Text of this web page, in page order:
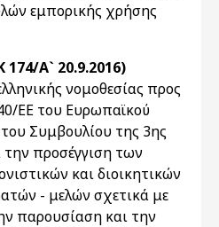
εμπορικής χρήσης
174/Α` 20.9.2016)
νομοθεσίας προς
ΕΕ του Ευρωπαϊκού
Συμβουλίου της 3ης
την προσέγγιση των
και διοικητικών
- μελών σχετικά με
παρουσίαση και την